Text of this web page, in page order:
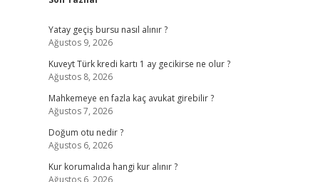
Sidebar
Yatay geçiş bursu nasıl alınır ?
Ağustos 9, 2026
Kuveyt Türk kredi kartı 1 ay gecikirse ne olur ?
Ağustos 8, 2026
Mahkemeye en fazla kaç avukat girebilir ?
Ağustos 7, 2026
Doğum otu nedir ?
Ağustos 6, 2026
Kur korumalıda hangi kur alınır ?
Ağustos 6, 2026